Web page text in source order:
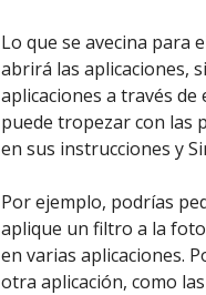
Lo que se avecina para
abrirá las aplicaciones,
aplicaciones a través
puede tropezar con las
en sus instrucciones y
Por ejemplo, podrías
aplique un filtro a la
en varias aplicaciones.
otra aplicación, como